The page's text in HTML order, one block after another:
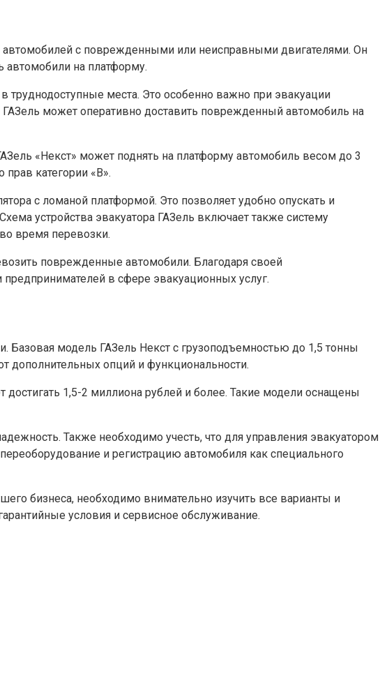
автомобилей с поврежденными или неисправными двигателями. Он
автомобили на платформу.
труднодоступные места. Это особенно важно при эвакуации
может оперативно доставить поврежденный автомобиль на
«Некст» может поднять на платформу автомобиль весом до 3
категории «В».
с ломаной платформой. Это позволяет удобно опускать и
устройства эвакуатора ГАЗель включает также систему
время перевозки.
поврежденные автомобили. Благодаря своей
в сфере эвакуационных услуг.
Базовая модель ГАЗель Некст с грузоподъемностью до 1,5 тонны
дополнительных опций и функциональности.
1,5-2 миллиона рублей и более. Такие модели оснащены
Также необходимо учесть, что для управления эвакуатором
и регистрацию автомобиля как специального
бизнеса, необходимо внимательно изучить все варианты и
условия и сервисное обслуживание.